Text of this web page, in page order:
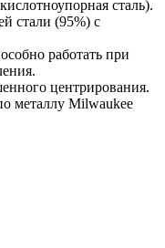
сталь).
стали (95%) с
работать при
центрирования.
металлу Milwaukee